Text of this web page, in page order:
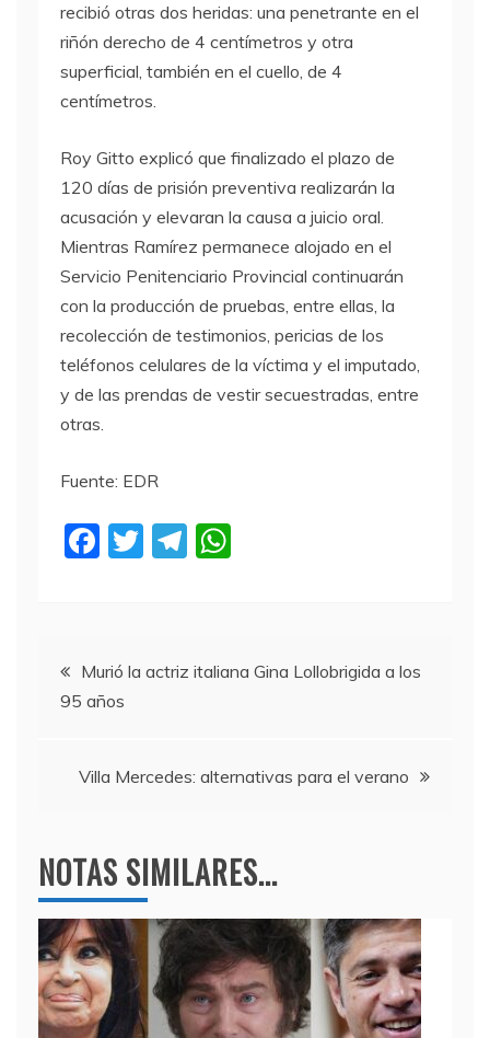
recibió otras dos heridas: una penetrante en el
riñón derecho de 4 centímetros y otra
superficial, también en el cuello, de 4
centímetros.
Roy Gitto explicó que finalizado el plazo de
120 días de prisión preventiva realizarán la
acusación y elevaran la causa a juicio oral.
Mientras Ramírez permanece alojado en el
Servicio Penitenciario Provincial continuarán
con la producción de pruebas, entre ellas, la
recolección de testimonios, pericias de los
teléfonos celulares de la víctima y el imputado,
y de las prendas de vestir secuestradas, entre
otras.
Fuente: EDR
F
b
o
k
T
T
a A
Navegación
de
entradas
Murió la actriz italiana Gina Lollobrigida a los
95 años
Villa Mercedes: alternativas para el verano
NOTAS SIMILARES...